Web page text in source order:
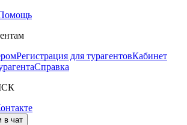
Регистрация для турагентовКабинет
Справка
в чат